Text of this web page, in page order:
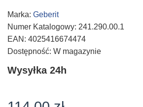
Marka: Geberit
Numer Katalogowy: 241.290.00.1
EAN: 4025416674474
Dostępność: W magazynie
Wysyłka 24h